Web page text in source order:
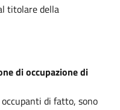
titolare della
di occupazione di
di fatto, sono